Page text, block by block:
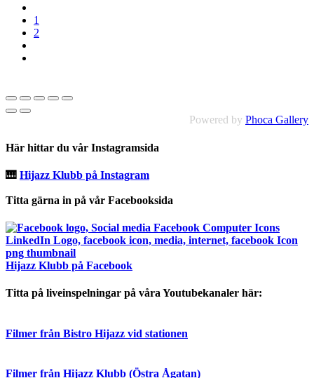
1
2
Powered by Phoca Gallery
Här hittar du vår Instagramsida
🎹 Hijazz Klubb på Instagram
Titta gärna in på vår Facebooksida
Hijazz Klubb på Facebook
Titta på liveinspelningar på våra Youtubekanaler här:
Filmer från Bistro Hijazz vid stationen
Filmer från Hijazz Klubb (Östra Ågatan)